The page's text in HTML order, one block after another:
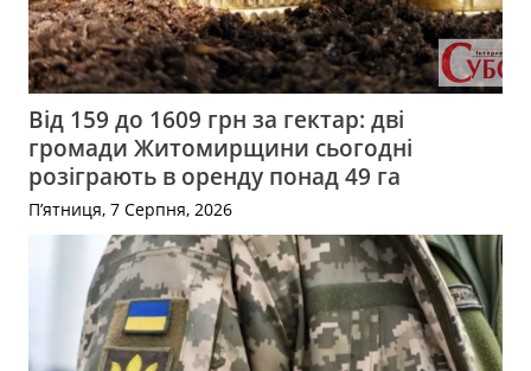
Від 159 до 1609 грн за гектар: дві
громади Житомирщини сьогодні
розіграють в оренду понад 49 га
П’ятниця, 7 Серпня, 2026